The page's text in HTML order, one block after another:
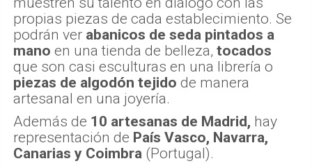
Además de10 artesanas de Madrid,hay
representación dePaís Vasco, Navarra,
Canarias y Coimbra(Portugal).
La programación completa, en este enlace.
Más Madrid Actualidad Mas Interes Madrid
Arte gastronomía Madrid Ayuntamiento de Madrid
Todo está en Madrid Madrid Capital de Moda (MCM)